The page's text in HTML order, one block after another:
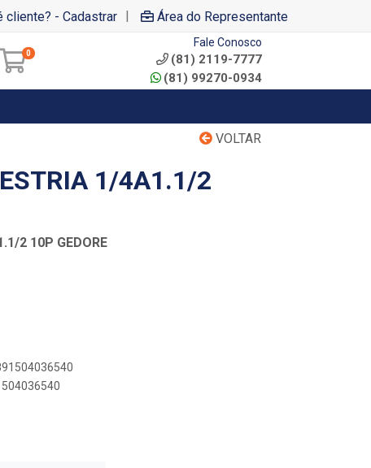
cliente? - Cadastrar | Área do Representante
0
Fale Conosco
(81) 2119-7777
(81) 99270-0934
VOLTAR
1/4A1.1/2
2 10P GEDORE